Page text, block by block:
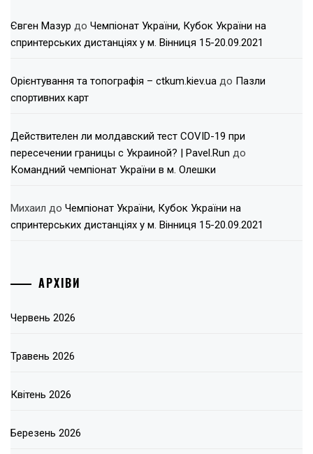
Євген Мазур до Чемпіонат України, Кубок України на
спринтерських дистанціях у м. Вінниця 15-20.09.2021
Орієнтування та топографія – ctkum.kiev.ua до Пазли
спортивних карт
Действителен ли молдавский тест COVID-19 при
пересечении границы с Украиной? | Pavel.Run до
Командний чемпіонат України в м. Олешки
Михаил до Чемпіонат України, Кубок України на
спринтерських дистанціях у м. Вінниця 15-20.09.2021
АРХІВИ
Червень 2026
Травень 2026
Квітень 2026
Березень 2026